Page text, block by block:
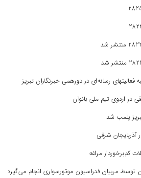
رسانه‌ای در دورهمی خبرنگاران تبریز
در اردوی تیم ملی بانوان
پلمب شد
آذربایجان شرقی
کم‌برخوردار مراغه
توسط مربیان فدراسیون موتورسواری انجام می‌گیرد